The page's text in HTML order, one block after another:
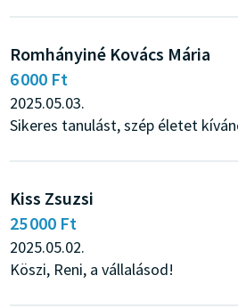
Romhányiné Kovács Mária
6 000 Ft
2025.05.03.
Sikeres tanulást, szép életet
Kiss Zsuzsi
25 000 Ft
2025.05.02.
Köszi, Reni, a vállalásod!